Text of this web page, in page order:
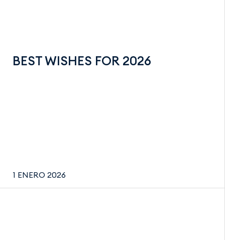
BEST WISHES FOR 2026
1 ENERO 2026